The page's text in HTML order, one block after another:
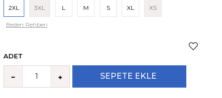
2XL 3XL L M S XL XS
Beden Rehberi
ADET